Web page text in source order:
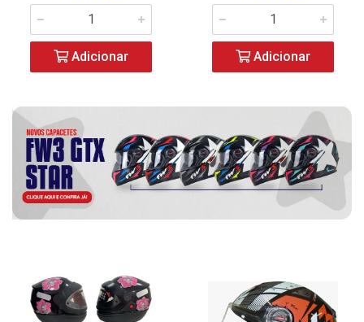
Adicionar Adicionar